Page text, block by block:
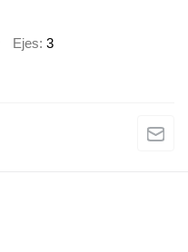
Ejes 3